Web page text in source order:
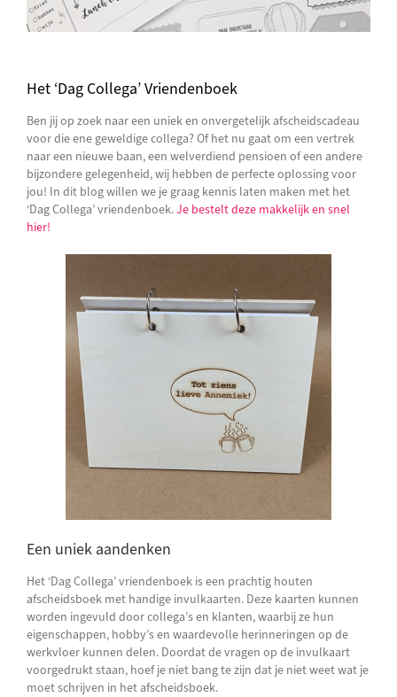
Het ‘Dag Collega’ Vriendenboek
Ben jij op zoek naar een uniek en onvergetelijk afscheidscadeau
voor die ene geweldige collega? Of het nu gaat om een vertrek
naar een nieuwe baan, een welverdiend pensioen of een andere
bijzondere gelegenheid, wij hebben de perfecte oplossing voor
jou! In dit blog willen we je graag kennis laten maken met het
‘Dag Collega’ vriendenboek.Je bestelt deze makkelijk en snel
hier!
Een uniek aandenken
Het ‘Dag Collega’ vriendenboek is een prachtig houten
afscheidsboek met handige invulkaarten. Deze kaarten kunnen
worden ingevuld door collega’s en klanten, waarbij ze hun
eigenschappen, hobby’s en waardevolle herinneringen op de
werkvloer kunnen delen. Doordat de vragen op de invulkaart
voorgedrukt staan, hoef je niet bang te zijn dat je niet weet wat je
moet schrijven in het afscheidsboek.